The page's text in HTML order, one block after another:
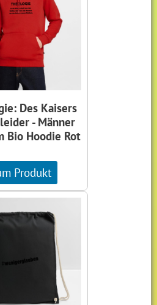
Des Kaisers
- Männer
Bio Hoodie Rot
Produkt